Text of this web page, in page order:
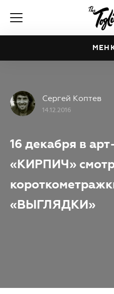
Сергей Коптев
14.12.2016
16 декабря в
«КИРПИЧ»
«ВЫГЛЯДКИ»